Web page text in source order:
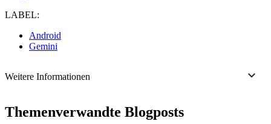
LABEL:
Android
Gemini
Weitere Informationen
Themenverwandte Blogposts